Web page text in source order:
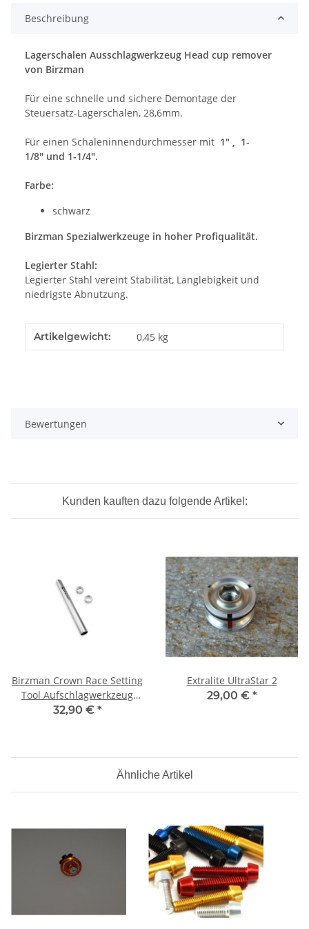
Beschreibung
Lagerschalen Ausschlagwerkzeug Head cup remover
von Birzman
Für eine schnelle und sichere Demontage der
Steuersatz-Lagerschalen, 28,6mm.
Für einen Schaleninnendurchmesser mit 1" , 1-
1/8" und 1-1/4".
Farbe:
schwarz
Birzman Spezialwerkzeuge in hoher Profiqualität.
Legierter Stahl:
Legierter Stahl vereint Stabilität, Langlebigkeit und
niedrigste Abnutzung.
Artikelgewicht: 0,45 kg
Bewertungen
Kunden kauften dazu folgende Artikel:
Birzman Crown Race Setting
Tool Aufschlagwerkzeug
1"-1 1/8"
32,90 € *
Extralite UltraStar 2
29,00 € *
Ähnliche Artikel